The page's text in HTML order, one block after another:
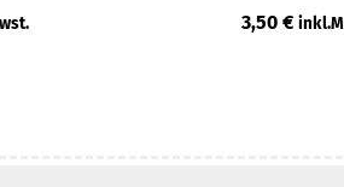
3,50 €